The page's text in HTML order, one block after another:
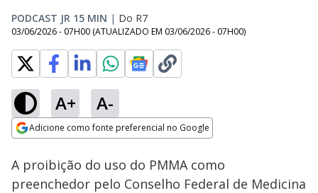
PODCAST JR 15 MIN | Do R7
03/06/2026 - 07H00 (ATUALIZADO EM 03/06/2026 - 07H00)
A+ A-
Adicione como fonte preferencial no Google
Ativar
Loaded:
6.96%
A proibição do uso do PMMA como
preenchedor pelo Conselho Federal de Medicina